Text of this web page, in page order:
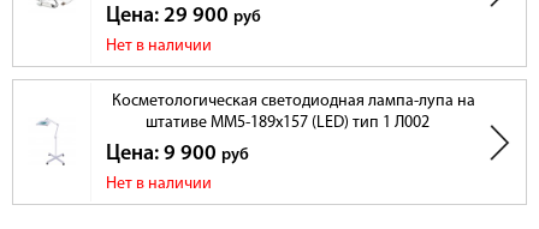
Цена: 29 900 руб
Нет в наличии
Косметологическая светодиодная лампа-лупа на
штативе ММ5-189х157 (LED) тип 1 Л002
Цена: 9 900 руб
Нет в наличии